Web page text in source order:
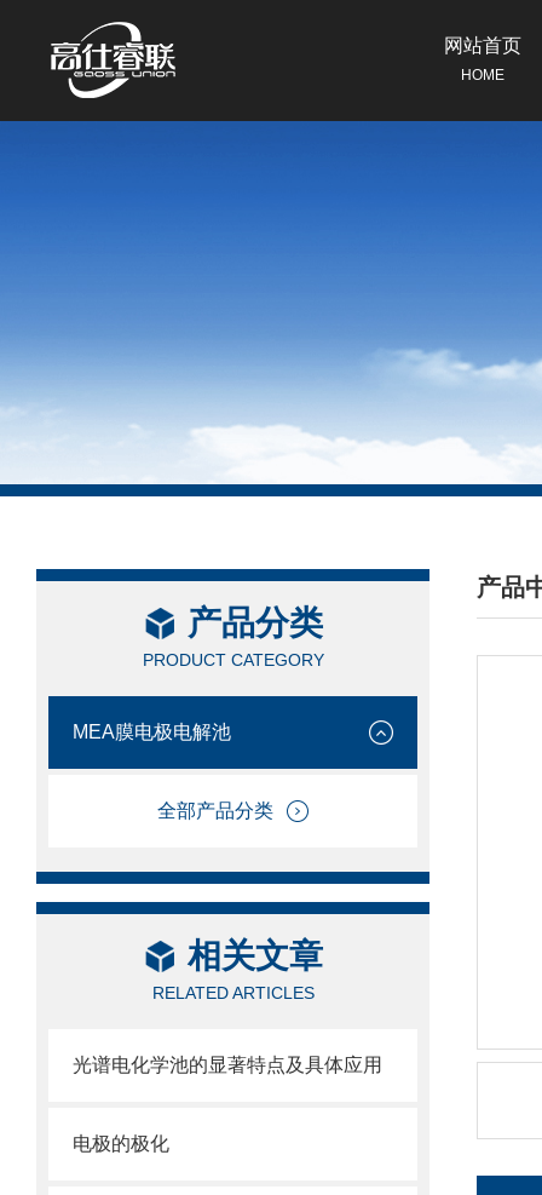
网站首页
HOME
产品分类
PRODUCT CATEGORY
MEA膜电极电解池
全部产品分类
相关文章
RELATED ARTICLES
光谱电化学池的显著特点及具体应用
电极的极化
产品
/